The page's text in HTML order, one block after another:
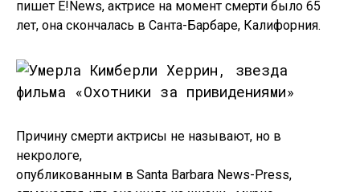
пишет E!News, актрисе на момент смерти было 65
лет, она скончалась в Санта-Барбаре, Калифорния.
Причину смерти актрисы не называют, но в
некрологе,
опубликованным в Santa Barbara News-Press,